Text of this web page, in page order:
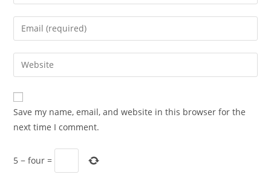
name
comment
Enter
your
email
address
comment
Enter
your
website
URL
(optional)
Save my name, email, and website in this browser for the
next time I comment.
5 −four =